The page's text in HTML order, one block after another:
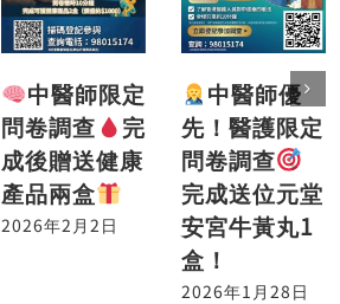
中醫師限定
問卷調查
完
成後贈送健康
產品兩盒
2026年2月2日
中醫師優
先！醫護限定
問卷調查
完成送位元堂
安宮牛黃丸1
盒！
2026年1月28日